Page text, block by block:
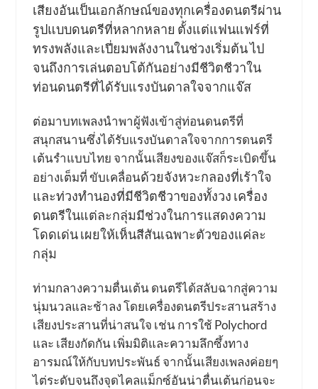
เสียงอันเป็นเอกลักษณ์ของทุกเครื่องดนตรีผ่าน
รูปแบบดนตรีที่หลากหลาย ตั้งแต่แฟนแฟร์ที่
ทรงพลังและเปี่ยมพลังงานในช่วงเริ่มต้น ไป
จนถึงการเล่นตอบโต้กันอย่างมีชีวิตชีวาใน
ท่อนดนตรีที่ได้รับแรงบันดาลใจจากแจ๊ส
ต่อมาบทเพลงนำพาผู้ฟังเข้าสู่ท่อนดนตรีที่
สนุกสนานซึ่งได้รับแรงบันดาลใจจากการดนตรี
เต้นรำแบบไทย จากนั้นเสียงของแจ๊สก็ระเบิดขึ้น
อย่างเต็มที่ ขับเคลื่อนด้วยจังหวะกลองที่เร้าใจ
และท่วงทำนองที่มีชีวิตชีวาของทั้งวง เครื่อง
ดนตรีในแต่ละกลุ่มมีช่วงในการแสดงความ
โดดเด่น เผยให้เห็นสีสันเฉพาะตัวของแค่ละ
กลุ่ม
ท่ามกลางความตื่นเต้น ดนตรีได้สลับฉากสู่ความ
นุ่มนวลและช้าลง โดยเครื่องดนตรีประสานสร้าง
เสียงประสานที่น่าสนใจ เช่น การใช้ Polychord
และ เสียงกัดกัน เพิ่มมิติและความลึกซึ้งทาง
อารมณ์ให้กับบทประพันธ์ จากนั้นเสียงเพลงค่อยๆ
ไต่ระดับจนถึงจุดไคลแม็กซ์อันน่าตื่นเต้นก่อนจะ